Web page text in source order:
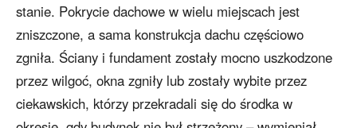
stanie. Pokrycie dachowe w wielu miejscach jest
zniszczone, a sama konstrukcja dachu częściowo
zgniła. Ściany i fundament zostały mocno uszkodzone
przez wilgoć, okna zgniły lub zostały wybite przez
ciekawskich, którzy przekradali się do środka w